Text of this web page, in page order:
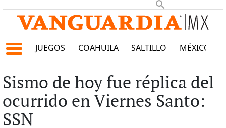
JUEGOS COAHUILA SALTILLO MÉXICO
Sismo de hoy fue réplica del
ocurrido en Viernes Santo:
SSN